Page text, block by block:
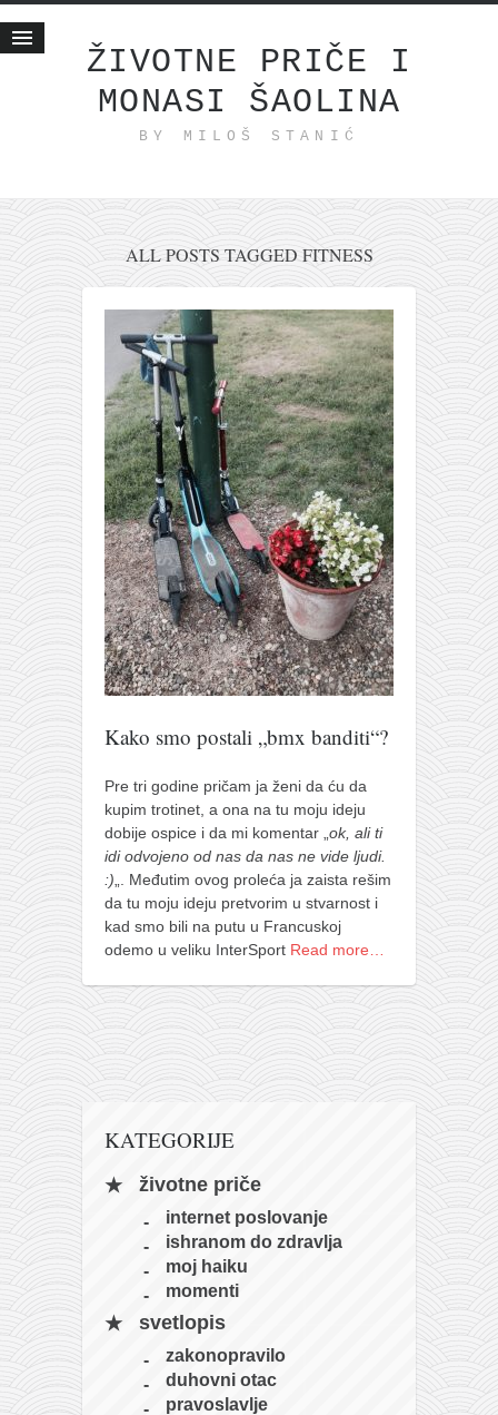
ŽIVOTNE PRIČE I
MONASI ŠAOLINA
BY MILOŠ STANIĆ
Životne priče
internet poslovanje
ishranom do zdravlja
moj haiku
momenti i mesta
bonus sadržaj
Svetlopis
zakonopravilo
duhovni otac
pravoslavlje
zabranjena istorija
ćirilica
porodične priče
umesto tvitera
kalendar srpski
azbuki i knjige
najnovije na blogu
moje beleške
istorija karatea
bubishi
kihon
naihanchi
kushanku
passai
temashiwari
sai
timbei rochin
tsunami dojo
ALL POSTS TAGGED FITNESS
Kako smo postali „bmx banditi“?
Pre tri godine pričam ja ženi da ću da
kupim trotinet, a ona na tu moju ideju
dobije ospice i da mi komentar „ ok, ali ti
idi odvojeno od nas da nas ne vide ljudi.
:) „. Međutim ovog proleća ja zaista rešim
da tu moju ideju pretvorim u stvarnost i
kad smo bili na putu u Francuskoj
odemo u veliku InterSport Read more…
KATEGORIJE
životne priče
internet poslovanje
ishranom do zdravlja
moj haiku
momenti
svetlopis
zakonopravilo
duhovni otac
pravoslavlje